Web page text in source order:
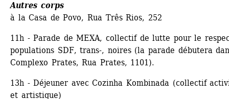
Autres corps
à la Casa de Povo, Rua Três Rios, 252
11h - Parade de MEXA, collectif de lutte pour le
populations SDF, trans-, noires (la parade débutera
Complexo Prates, Rua Prates, 1101).
13h - Déjeuner avec Cozinha Kombinada (collectif
et artistique)